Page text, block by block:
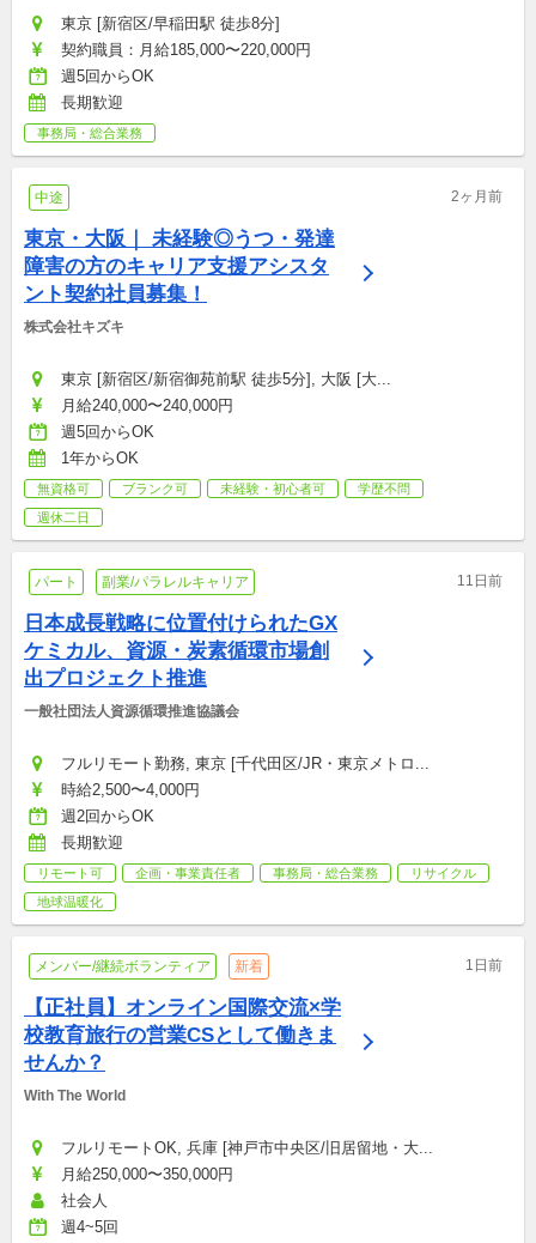
東京 [新宿区/早稲田駅 徒歩8分]
契約職員：月給185,000〜220,000円
週5回からOK
長期歓迎
事務局・総合業務
中途 2ヶ月前
東京・大阪｜ 未経験◎うつ・発達
障害の方のキャリア支援アシスタ
ント契約社員募集！
株式会社キズキ
東京 [新宿区/新宿御苑前駅 徒歩5分], 大阪 [大...
月給240,000〜240,000円
週5回からOK
1年からOK
無資格可 ブランク可 未経験・初心者可
学歴不問
週休二日
パート 副業/パラレルキャリア 11日前
日本成長戦略に位置付けられたGX
ケミカル、資源・炭素循環市場創
出プロジェクト推進
一般社団法人資源循環推進協議会
フルリモート勤務, 東京 [千代田区/JR・東京メトロ...
時給2,500〜4,000円
週2回からOK
長期歓迎
リモート可 企画・事業責任者 事務局・総合業務
リサイクル
地球温暖化
メンバー/継続ボランティア 新着 1日前
【正社員】オンライン国際交流×学
校教育旅行の営業CSとして働きま
せんか？
With The World
フルリモートOK, 兵庫 [神戸市中央区/旧居留地・大...
月給250,000〜350,000円
社会人
週4~5回